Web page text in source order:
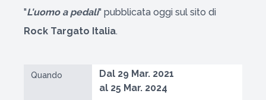
"L'uomo a pedali" pubblicata oggi sul sito di
Rock Targato Italia.
Quando
Dal 29 Mar. 2021
al 25 Mar. 2024